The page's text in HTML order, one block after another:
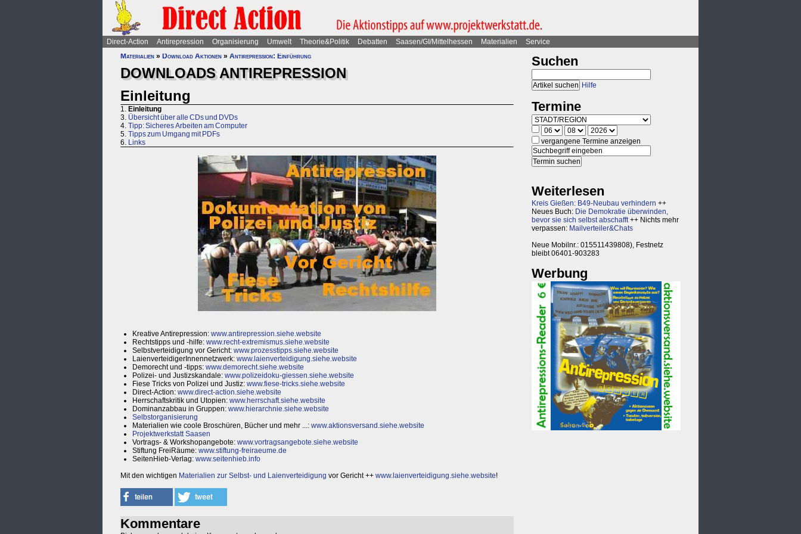
Direct-Action Antirepression Organisierung Umwelt Theorie&Politik Debatten Saasen/GI/Mittelhessen Materialien
Service
Materialien » Download Aktionen » Antirepression: Einführung
DOWNLOADS ANTIREPRESSION
Einleitung
1. Einleitung
3. Übersicht über alle CDs und DVDs
4. Tipp: Sicheres Arbeiten am Computer
5. Tipps zum Umgang mit PDFs
6. Links
Kreative Antirepression: www.antirepression.siehe.website
Rechtstipps und -hilfe: www.recht-extremismus.siehe.website
Selbstverteidigung vor Gericht: www.prozesstipps.siehe.website
LaienverteidigerInnennetzwerk: www.laienverteidigung.siehe.website
Demorecht und -tipps: www.demorecht.siehe.website
Polizei- und Justizskandale: www.polizeidoku-giessen.siehe.website
Fiese Tricks von Polizei und Justiz: www.fiese-tricks.siehe.website
Direct-Action: www.direct-action.siehe.website
Herrschaftskritik und Utopien: www.herrschaft.siehe.website
Dominanzabbau in Gruppen: www.hierarchnie.siehe.website
Selbstorganisierung
Materialien wie coole Broschüren, Bücher und mehr ...: www.aktionsversand.siehe.website
Projektwerkstatt Saasen
Vortrags- & Workshopangebote: www.vortragsangebote.siehe.website
Stiftung FreiRäume: www.stiftung-freiraeume.de
SeitenHieb-Verlag: www.seitenhieb.info
Mit den wichtigen Materialien zur Selbst- und Laienverteidigung vor Gericht ++ www.laienverteidigung.siehe.website!
Kommentare
Suchen
Hilfe
Termine
vergangene Termine anzeigen
Weiterlesen
Kreis Gießen: B49-Neubau verhindern ++
Neues Buch: Die Demokratie überwinden,
bevor sie sich selbst abschafft++ Nichts mehr
verpassen: Mailverteiler&Chats
Neue Mobilnr.: 015511439808), Festnetz
bleibt 06401-903283
Werbung